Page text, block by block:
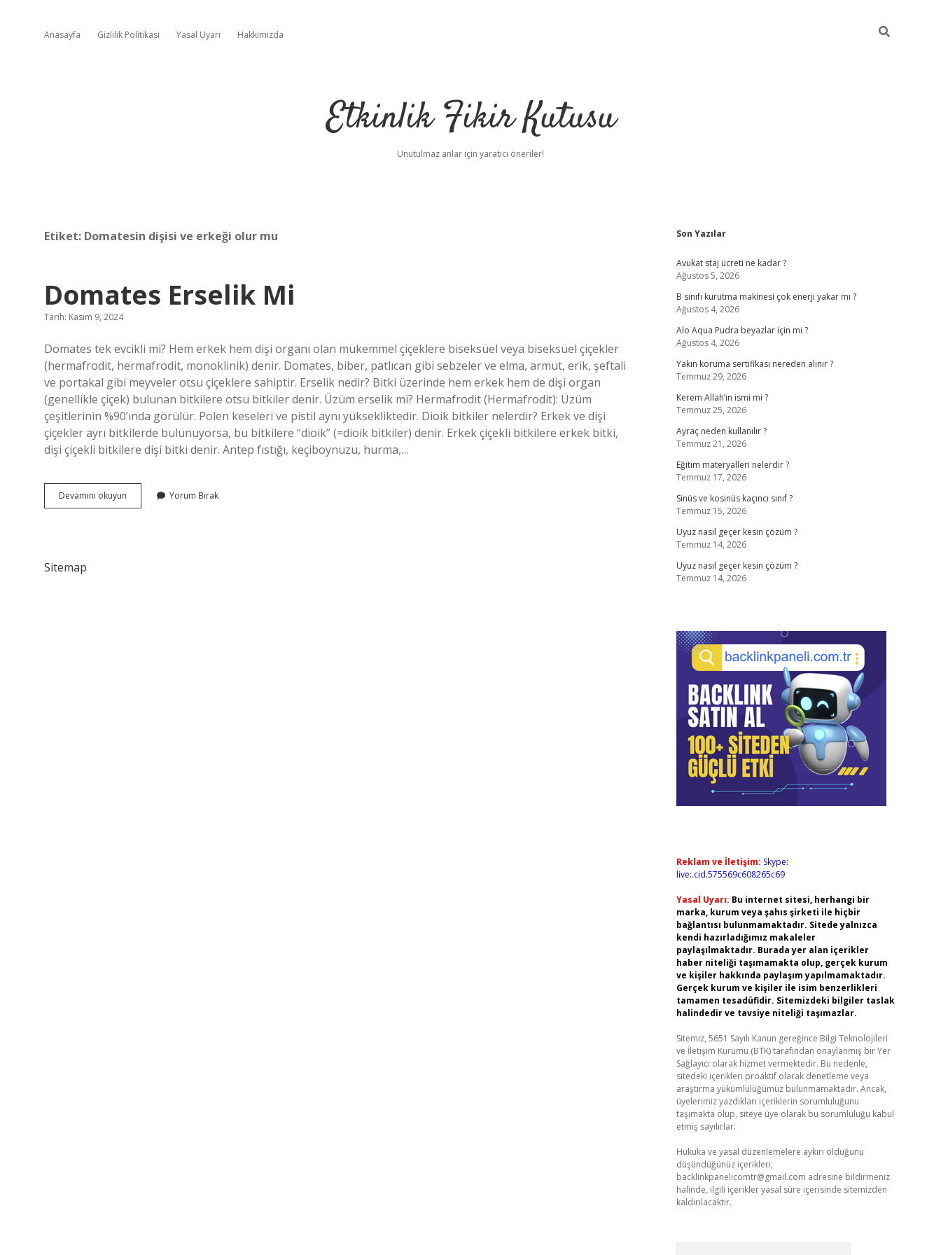
Anasayfa Gizlilik Politikası Yasal Uyarı Hakkımızda
Etkinlik Fikir Kutusu
Unutulmaz anlar için yaratıcı öneriler!
Etiket: Domatesin dişisi ve erkeği olur mu
Domates Erselik Mi
Tarih: Kasım 9, 2024
Domates tek evcikli mi? Hem erkek hem dişi organı olan mükemmel çiçeklere biseksüel veya biseksüel çiçekler
(hermafrodit, hermafrodit, monoklinik) denir. Domates, biber, patlıcan gibi sebzeler ve elma, armut, erik, şeftali
ve portakal gibi meyveler otsu çiçeklere sahiptir. Erselik nedir? Bitki üzerinde hem erkek hem de dişi organ
(genellikle çiçek) bulunan bitkilere otsu bitkiler denir. Üzüm erselik mi? Hermafrodit (Hermafrodit): Üzüm
çeşitlerinin %90’ında görülür. Polen keseleri ve pistil aynı yüksekliktedir. Dioik bitkiler nelerdir? Erkek ve dişi
çiçekler ayrı bitkilerde bulunuyorsa, bu bitkilere “dioik” (=dioik bitkiler) denir. Erkek çiçekli bitkilere erkek bitki,
dişi çiçekli bitkilere dişi bitki denir. Antep fıstığı, keçiboynuzu, hurma,…
Devamını okuyun Domates
Erselik
Yorum Bırak
Sitemap
Sidebar
Son Yazılar
Avukat staj ücreti ne kadar ?
Ağustos 5, 2026
B sınıfı kurutma makinesi çok enerji yakar mı ?
Ağustos 4, 2026
Alo Aqua Pudra beyazlar için mi ?
Ağustos 4, 2026
Yakın koruma sertifikası nereden alınır ?
Temmuz 29, 2026
Kerem Allah’ın ismi mi ?
Temmuz 25, 2026
Ayraç neden kullanılır ?
Temmuz 21, 2026
Eğitim materyalleri nelerdir ?
Temmuz 17, 2026
Sinüs ve kosinüs kaçıncı sınıf ?
Temmuz 15, 2026
Uyuz nasıl geçer kesin çözüm ?
Temmuz 14, 2026
Uyuz nasıl geçer kesin çözüm ?
Temmuz 14, 2026
Reklam ve İletişim: Skype:
live:.cid.575569c608265c69
Yasal Uyarı: Bu internet sitesi, herhangi bir
marka, kurum veya şahıs şirketi ile hiçbir
bağlantısı bulunmamaktadır. Sitede yalnızca
kendi hazırladığımız makaleler
paylaşılmaktadır. Burada yer alan içerikler
haber niteliği taşımamakta olup, gerçek kurum
ve kişiler hakkında paylaşım yapılmamaktadır.
Gerçek kurum ve kişiler ile isim benzerlikleri
tamamen tesadüfidir. Sitemizdeki bilgiler taslak
halindedir ve tavsiye niteliği taşımazlar.
Sitemiz, 5651 Sayılı Kanun gereğince Bilgi Teknolojileri
ve İletişim Kurumu (BTK) tarafından onaylanmış bir Yer
Sağlayıcı olarak hizmet vermektedir. Bu nedenle,
sitedeki içerikleri proaktif olarak denetleme veya
araştırma yükümlülüğümüz bulunmamaktadır. Ancak,
üyelerimiz yazdıkları içeriklerin sorumluluğunu
taşımakta olup, siteye üye olarak bu sorumluluğu kabul
etmiş sayılırlar.
Hukuka ve yasal düzenlemelere aykırı olduğunu
düşündüğünüz içerikleri,
backlinkpanelicomtr@gmail.com adresine bildirmeniz
halinde, ilgili içerikler yasal süre içerisinde sitemizden
kaldırılacaktır.